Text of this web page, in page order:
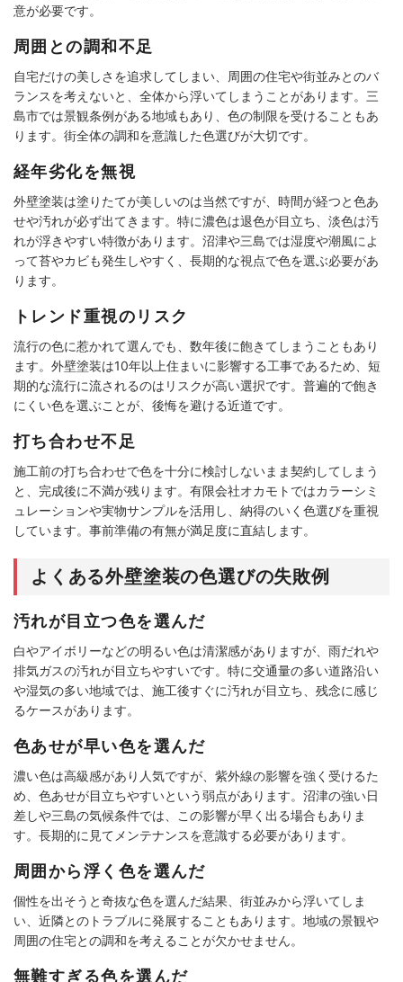
意が必要です。
周囲との調和不足
自宅だけの美しさを追求してしまい、周囲の住宅や街並みとのバ
ランスを考えないと、全体から浮いてしまうことがあります。三
島市では景観条例がある地域もあり、色の制限を受けることもあ
ります。街全体の調和を意識した色選びが大切です。
経年劣化を無視
外壁塗装は塗りたてが美しいのは当然ですが、時間が経つと色あ
せや汚れが必ず出てきます。特に濃色は退色が目立ち、淡色は汚
れが浮きやすい特徴があります。沼津や三島では湿度や潮風によ
って苔やカビも発生しやすく、長期的な視点で色を選ぶ必要があ
ります。
トレンド重視のリスク
流行の色に惹かれて選んでも、数年後に飽きてしまうこともあり
ます。外壁塗装は10年以上住まいに影響する工事であるため、短
期的な流行に流されるのはリスクが高い選択です。普遍的で飽き
にくい色を選ぶことが、後悔を避ける近道です。
打ち合わせ不足
施工前の打ち合わせで色を十分に検討しないまま契約してしまう
と、完成後に不満が残ります。有限会社オカモトではカラーシミ
ュレーションや実物サンプルを活用し、納得のいく色選びを重視
しています。事前準備の有無が満足度に直結します。
よくある外壁塗装の色選びの失敗例
汚れが目立つ色を選んだ
白やアイボリーなどの明るい色は清潔感がありますが、雨だれや
排気ガスの汚れが目立ちやすいです。特に交通量の多い道路沿い
や湿気の多い地域では、施工後すぐに汚れが目立ち、残念に感じ
るケースがあります。
色あせが早い色を選んだ
濃い色は高級感があり人気ですが、紫外線の影響を強く受けるた
め、色あせが目立ちやすいという弱点があります。沼津の強い日
差しや三島の気候条件では、この影響が早く出る場合もありま
す。長期的に見てメンテナンスを意識する必要があります。
周囲から浮く色を選んだ
個性を出そうと奇抜な色を選んだ結果、街並みから浮いてしま
い、近隣とのトラブルに発展することもあります。地域の景観や
周囲の住宅との調和を考えることが欠かせません。
無難すぎる色を選んだ